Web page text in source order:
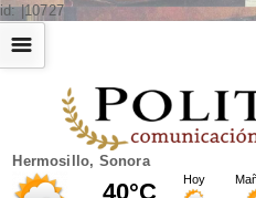
id: |10727
Hermosillo, Sonora
☰